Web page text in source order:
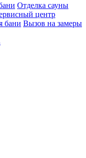
Отделка сауны
центр
бани Вызов на замеры